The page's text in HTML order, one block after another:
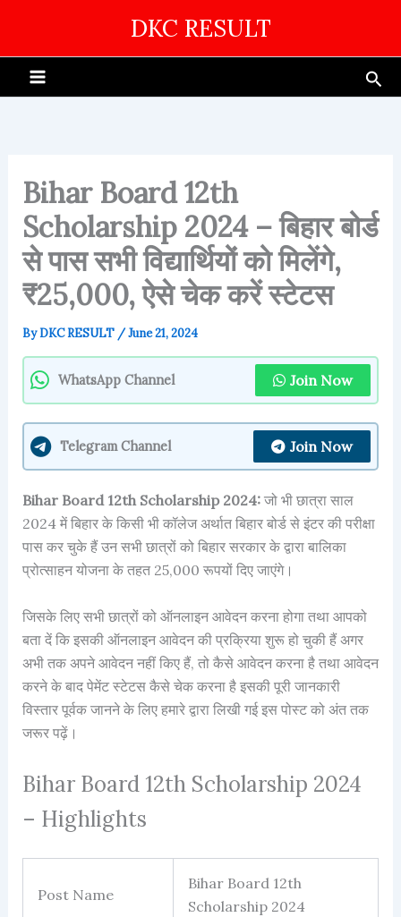
content
DKC RESULT
Bihar Board 12th
Scholarship 2024 – बिहार बोर्ड
से पास सभी विद्यार्थियों को मिलेंगे,
₹25,000, ऐसे चेक करें स्टेटस
ByDKC RESULT /June 21, 2024
WhatsApp Channel Join Now
Telegram Channel Join Now
Bihar Board 12th Scholarship 2024:जो भी छात्रा साल
2024 में बिहार के किसी भी कॉलेज अर्थात बिहार बोर्ड से इंटर की परीक्षा
पास कर चुके हैं उन सभी छात्रों को बिहार सरकार के द्वारा बालिका
प्रोत्साहन योजना के तहत 25,000 रूपयों दिए जाएंगे।
जिसके लिए सभी छात्रों को ऑनलाइन आवेदन करना होगा तथा आपको
बता दें कि इसकी ऑनलाइन आवेदन की प्रक्रिया शुरू हो चुकी हैं अगर
अभी तक अपने आवेदन नहीं किए हैं, तो कैसे आवेदन करना है तथा आवेदन
करने के बाद पेमेंट स्टेटस कैसे चेक करना है इसकी पूरी जानकारी
विस्तार पूर्वक जानने के लिए हमारे द्वारा लिखी गई इस पोस्ट को अंत तक
जरूर पढ़ें।
Bihar Board 12th Scholarship 2024
– Highlights
Post Name
Bihar Board 12th
Scholarship 2024